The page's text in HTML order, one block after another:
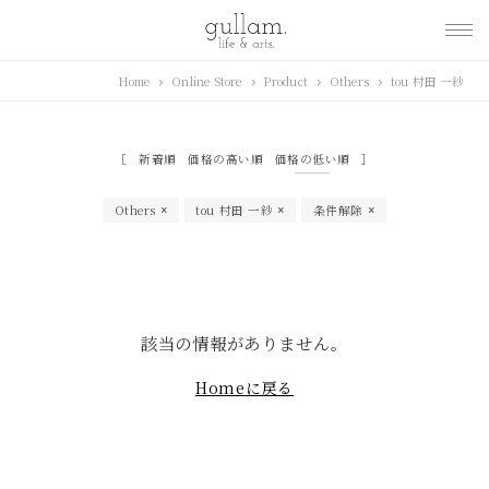
Home Online Store Product Others tou 村田 一紗
新着順 価格の高い順 価格の低い順
Others tou 村田 一紗 条件解除
該当の情報がありません。
Homeに戻る